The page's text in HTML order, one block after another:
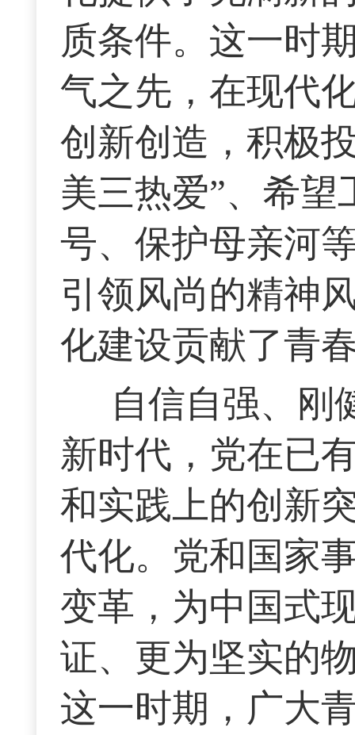
质条件。这一时
气之先，在现代
创新创造，积极
美三热爱”、希
号、保护母亲河
引领风尚的精神
化建设贡献了青
自信自强、刚
新时代，党在已
和实践上的创新
代化。党和国家
变革，为中国式
证、更为坚实的
这一时期，广大